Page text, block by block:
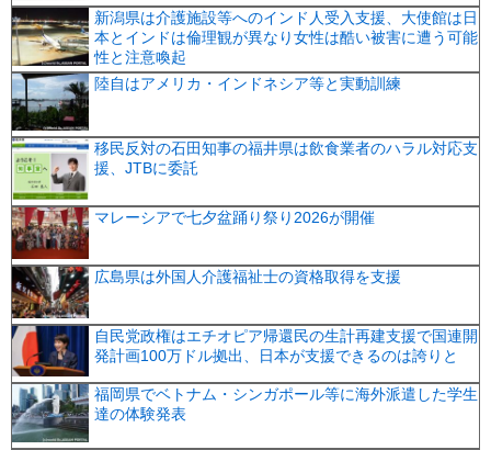
新潟県は介護施設等へのインド人受入支援、大使館は日
本とインドは倫理観が異なり女性は酷い被害に遭う可能
性と注意喚起
陸自はアメリカ・インドネシア等と実動訓練
移民反対の石田知事の福井県は飲食業者のハラル対応支
援、JTBに委託
マレーシアで七夕盆踊り祭り2026が開催
広島県は外国人介護福祉士の資格取得を支援
自民党政権はエチオピア帰還民の生計再建支援で国連開
発計画100万ドル拠出、日本が支援できるのは誇りと
福岡県でベトナム・シンガポール等に海外派遣した学生
達の体験発表